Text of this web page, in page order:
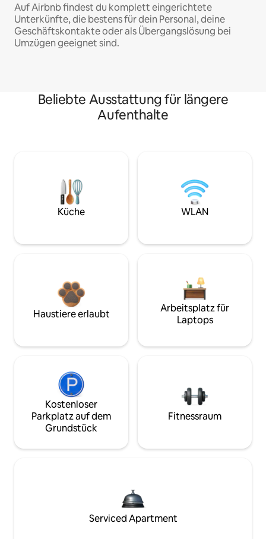
Auf Airbnb findest du komplett eingerichtete
Unterkünfte, die bestens für dein Personal, deine
Geschäftskontakte oder als Übergangslösung bei
Umzügen geeignet sind.
Beliebte Ausstattung für längere
Aufenthalte
Küche WLAN
Haustiere erlaubt
Arbeitsplatz für
Laptops
Kostenloser
Parkplatz auf dem
Grundstück
Fitnessraum
Serviced Apartment